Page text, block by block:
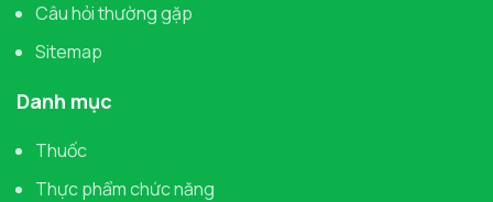
Câu hỏi thường gặp
Sitemap
Danh mục
Thuốc
Thực phẩm chức năng